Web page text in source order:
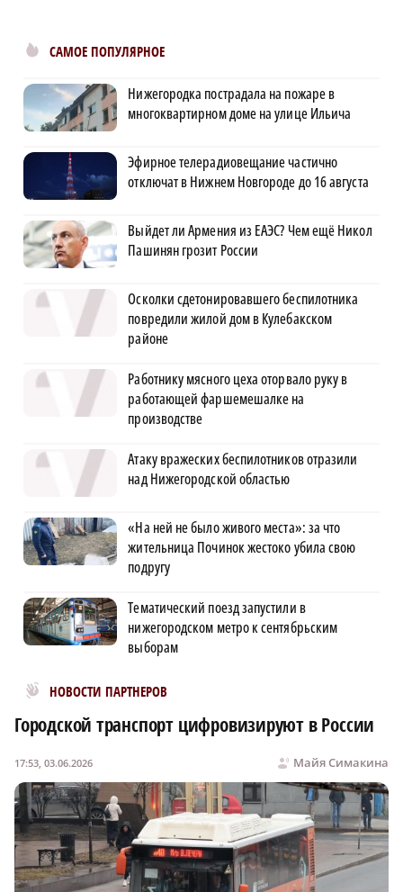
САМОЕ ПОПУЛЯРНОЕ
Нижегородка пострадала на пожаре в
многоквартирном доме на улице Ильича
Эфирное телерадиовещание частично
отключат в Нижнем Новгороде до 16 августа
Выйдет ли Армения из ЕАЭС? Чем ещё Никол
Пашинян грозит России
Осколки сдетонировавшего беспилотника
повредили жилой дом в Кулебакском
районе
Работнику мясного цеха оторвало руку в
работающей фаршемешалке на
производстве
Атаку вражеских беспилотников отразили
над Нижегородской областью
«На ней не было живого места»: за что
жительница Починок жестоко убила свою
подругу
Тематический поезд запустили в
нижегородском метро к сентябрьским
выборам
НОВОСТИ ПАРТНЕРОВ
Новости МирТесен
Городской транспорт цифровизируют в России
Майя Симакина
17:53, 03.06.2026